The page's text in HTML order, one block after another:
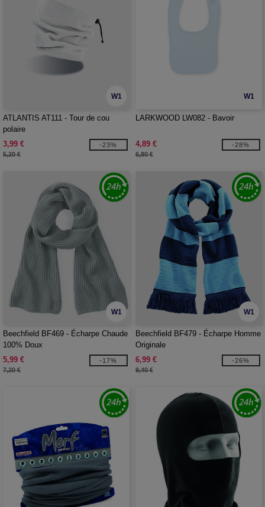
W1
ATLANTIS AT111 - Tour de cou
polaire
3,99 €
5,20 €
-23%
W1
LARKWOOD LW082 - Bavoir
4,89 €
6,80 €
-28%
W1
Beechfield BF469 - Écharpe Chaude
100% Doux
5,99 €
7,20 €
-17%
W1
Beechfield BF479 - Écharpe Homme
Originale
6,99 €
9,40 €
-26%